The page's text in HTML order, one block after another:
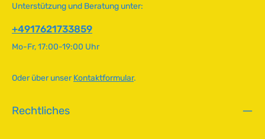
Unterstützung und Beratung unter:
+4917621733859
Mo-Fr, 17:00-19:00 Uhr
Oder über unserKontaktformular.
Rechtliches